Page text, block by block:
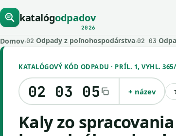
katalógodpadov
2026
Domov›02 Odpady z poľnohospodárstva›02 03
KATALÓGOVÝ KÓD ODPADU · PRÍL. 1, VYHL.
02 03 05 + název
kaly zo spracovania